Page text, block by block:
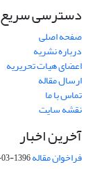
دسترسی سریع
صفحه اصلی
درباره نشریه
اعضای هیات تحریریه
ارسال مقاله
تماس با ما
نقشه سایت
آخرین اخبار
فراخوان مقاله1396-03-03